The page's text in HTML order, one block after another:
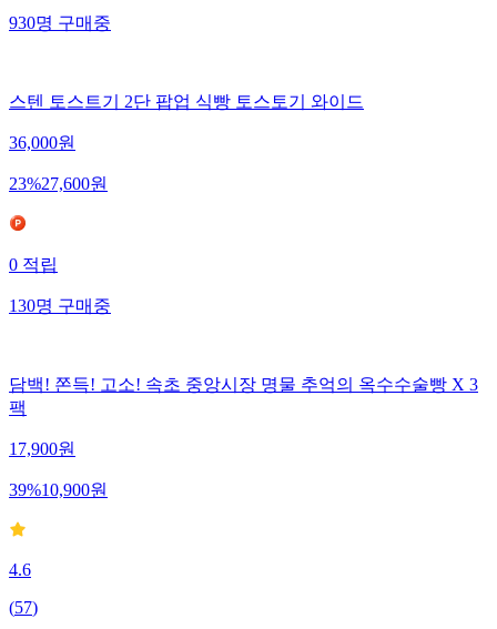
930명구매중
스텐 토스트기 2단 팝업 식빵 토스토기 와이드
36,000원
23%27,600원
0적립
130명구매중
담백! 쫀득! 고소! 속초 중앙시장 명물 추억의 옥수수술빵 X 3
팩
17,900원
39%10,900원
4.6
(57)